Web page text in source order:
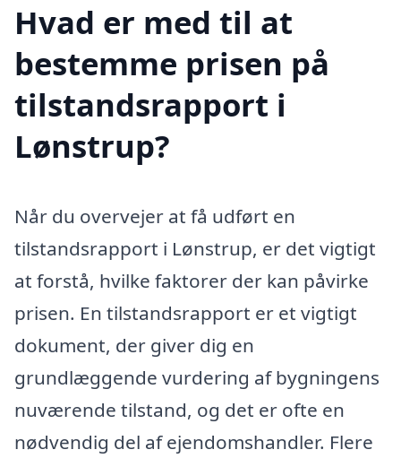
Hvad er med til at
bestemme prisen på
tilstandsrapport i
Lønstrup?
Når du overvejer at få udført en
tilstandsrapport i Lønstrup, er det vigtigt
at forstå, hvilke faktorer der kan påvirke
prisen. En tilstandsrapport er et vigtigt
dokument, der giver dig en
grundlæggende vurdering af bygningens
nuværende tilstand, og det er ofte en
nødvendig del af ejendomshandler. Flere